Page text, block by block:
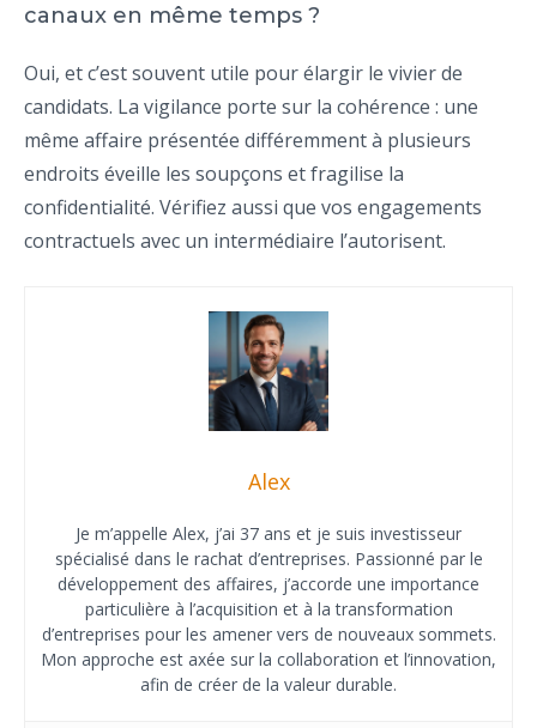
canaux en même temps ?
Oui, et c’est souvent utile pour élargir le vivier de
candidats. La vigilance porte sur la cohérence : une
même affaire présentée différemment à plusieurs
endroits éveille les soupçons et fragilise la
confidentialité. Vérifiez aussi que vos engagements
contractuels avec un intermédiaire l’autorisent.
Alex
Je m’appelle Alex, j’ai 37 ans et je suis investisseur
spécialisé dans le rachat d’entreprises. Passionné par le
développement des affaires, j’accorde une importance
particulière à l’acquisition et à la transformation
d’entreprises pour les amener vers de nouveaux sommets.
Mon approche est axée sur la collaboration et l’innovation,
afin de créer de la valeur durable.